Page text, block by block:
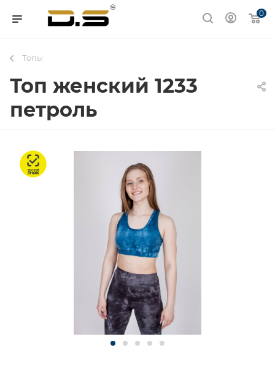
0
Топы
Топ женский 1233
петроль
Честный знак